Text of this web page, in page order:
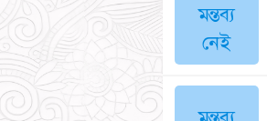
মন্তব্য
নেই